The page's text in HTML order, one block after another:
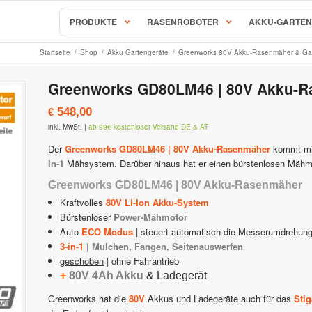
PRODUKTE
RC & RX Serie
& Ersatzteile
& Rasenroboter
& RockNeo Mähroboter
Zubehör & Ersatzteile
Zubehör & Ersatzteile
AL-KO & SOLO Mähroboter
SOLO Robolinho Mähroboter |
ALKO | SOLO Robolinho
STIHL iMow Mähroboter
Ambrogio – Zuchetti
Ambrogio Zubehör & Ersatzteile
Stiga AutoClip Rasenroboter
RASENROBOTER AKKU-GARTEN
Startseite / Shop / Akku Gartengeräte / Greenworks 80V Akku-Rasenmäher &
Greenworks GD80LM46 | 80V Akku-
€ 548,00
inkl. MwSt. | ab 99€ kostenloser Versand DE & AT
DerGreenworks GD80LM46 | 80V Akku-Rasenmäher kommt
in-1 Mähsystem. Darüber hinaus hat er einen bürstenlosen
Greenworks GD80LM46 | 80V Akku-Rasenmäher
Kraftvolles 80V Li-Ion Akku-System
Bürstenloser Power-Mähmotor
Auto ECO Modus| steuert automatisch die Messerumdrehung
3-in-1 | Mulchen, Fangen, Seitenauswerfen
geschoben| ohne Fahrantrieb
+ 80V 4Ah Akku & Ladegerät
Greenworks hat die 80V Akkus und Ladegeräte auch für das